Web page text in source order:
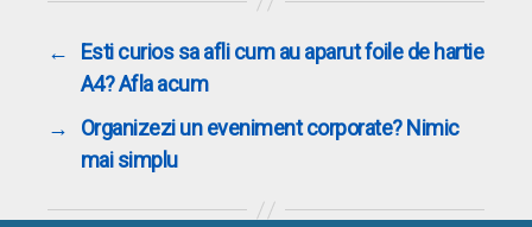
←
Esti curios sa afli cum au aparut foile de hartie
A4? Afla acum
→
Organizezi un eveniment corporate? Nimic
mai simplu